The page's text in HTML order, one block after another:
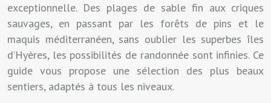
exceptionnelle. Des plages de sable fin aux criques
sauvages, en passant par les forêts de pins et le
maquis méditerranéen, sans oublier les superbes îles
d’Hyères, les possibilités de randonnée sont infinies. Ce
guide vous propose une sélection des plus beaux
sentiers, adaptés à tous les niveaux.